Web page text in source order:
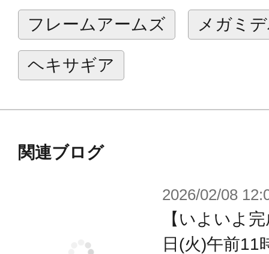
※本製品は外装パーツのみのセット
せるには別売の「フレームアーキテ
別途必要になります。
キテクト リニューアルVer.」や「：
※画像は開発中のイメージです。実
※画像は撮影用に塗装してあります
フレームアームズ メガミ
ヘキサギア
関連ブログ
2026/02/08
【いよいよ
日(火)午前11